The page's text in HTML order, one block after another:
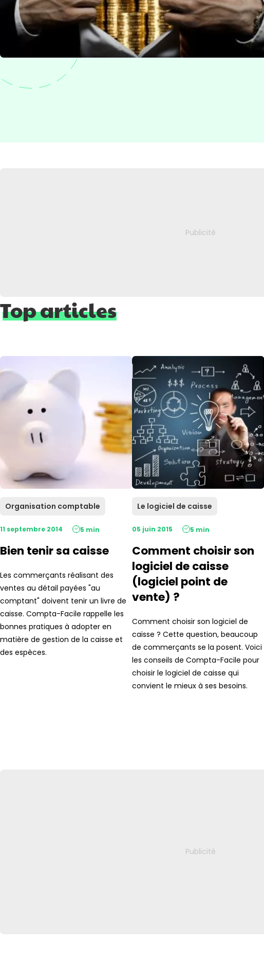
Top articles
Organisation comptable
11 septembre 2014 5 min
Bien tenir sa caisse
Les commerçants réalisant des
ventes au détail payées "au
comptant" doivent tenir un livre de
caisse. Compta-Facile rappelle les
bonnes pratiques à adopter en
matière de gestion de la caisse et
des espèces.
Le logiciel de caisse
05 juin 2015 5 min
Comment choisir son
logiciel de caisse
(logiciel point de
vente) ?
Comment choisir son logiciel de
caisse ? Cette question, beaucoup
de commerçants se la posent. Voici
les conseils de Compta-Facile pour
choisir le logiciel de caisse qui
convient le mieux à ses besoins.